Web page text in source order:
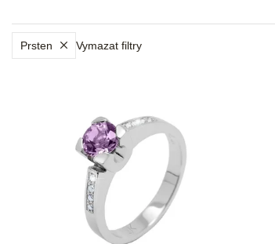
Prsten Vymazat filtry